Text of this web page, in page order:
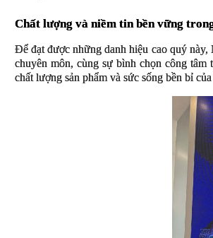
Chất lượng và niềm tin bền vững
Để đạt được những danh hiệu cao quý
chuyên môn, cùng sự bình chọn công
chất lượng sản phẩm và sức sống bền bỉ